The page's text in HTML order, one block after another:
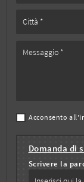
Acconsento
Domanda di
Scrivere la